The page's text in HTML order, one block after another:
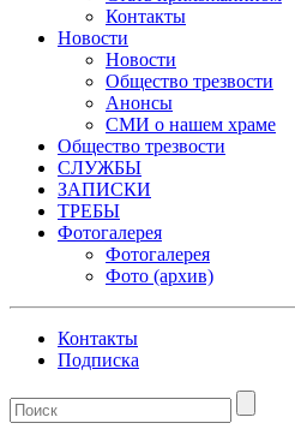
Контакты
Новости
Новости
Общество трезвости
Анонсы
СМИ о нашем храме
Общество трезвости
СЛУЖБЫ
ЗАПИСКИ
ТРЕБЫ
Фотогалерея
Фотогалерея
Фото (архив)
Контакты
Подписка